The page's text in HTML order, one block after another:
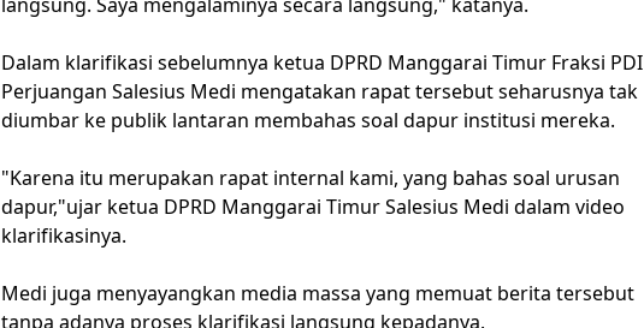
Dalam klarifikasi sebelumnya ketua DPRD Manggarai Timur Fraksi PDI
Perjuangan Salesius Medi mengatakan rapat tersebut seharusnya tak
diumbar ke publik lantaran membahas soal dapur institusi mereka.
"Karena itu merupakan rapat internal kami, yang bahas soal urusan
dapur,"ujar ketua DPRD Manggarai Timur Salesius Medi dalam video
klarifikasinya.
Medi juga menyayangkan media massa yang memuat berita tersebut
tanpa adanya proses klarifikasi langsung kepadanya.